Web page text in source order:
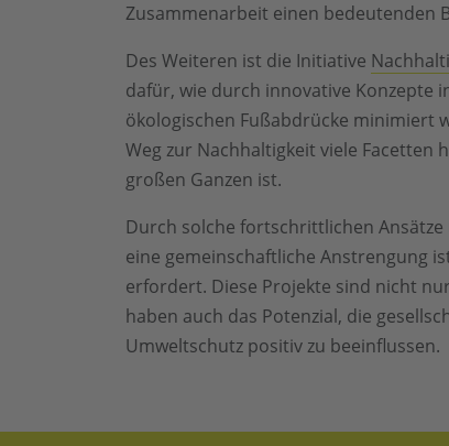
Zusammenarbeit einen bedeutenden
Des Weiteren ist die Initiative
dafür, wie durch innovative Konzepte
ökologischen Fußabdrücke minimiert
Weg zur Nachhaltigkeit viele
großen Ganzen ist.
Durch solche fortschrittlichen
eine gemeinschaftliche Anstrengung
erfordert. Diese Projekte sind nicht
haben auch das Potenzial, die
Umweltschutz positiv zu beeinflussen.